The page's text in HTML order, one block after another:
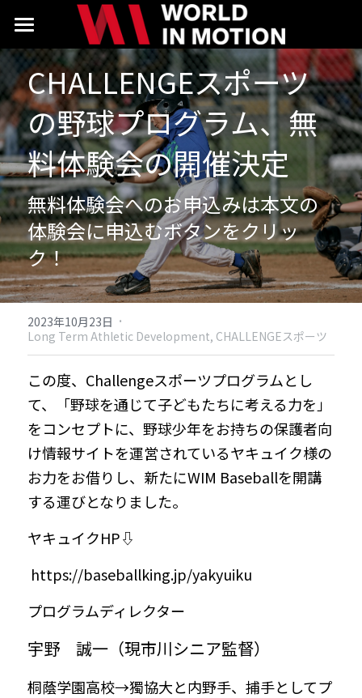
Home
About
Program
Seminar
Location
Contact
検索
CHALLENGEスポーツ
の野球プログラム、無
料体験会の開催決定
無料体験会へのお申込みは本文の
体験会に申込むボタンをクリッ
ク！
2023年10月23日 ·
Long Term Athletic Development, CHALLENGEスポーツ
この度、Challengeスポーツプログラムとし
て、「野球を通じて子どもたちに考える力を」
をコンセプトに、野球少年をお持ちの保護者向
け情報サイトを運営されているヤキュイク様の
お力をお借りし、新たにWIM Baseballを開講
する運びとなりました。
ヤキュイクHP⇩
https://baseballking.jp/yakyuiku
プログラムディレクター
宇野　誠一（現市川シニア監督）
桐蔭学園高校→獨協大と内野手、捕手としてプ